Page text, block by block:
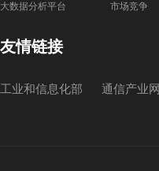
大数据分析平台 市场竞争
友情链接
工业和信息化部 通信产业网